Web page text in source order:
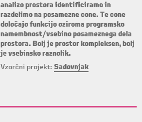
analizo prostora identificiramo in
razdelimo na posamezne cone. Te cone
določajo funkcijo oziroma programsko
namembnost/vsebino posameznega dela
prostora. Bolj je prostor kompleksen, bolj
je vsebinsko raznolik.
Vzorčni projekt: Sadovnjak